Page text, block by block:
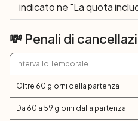
alberi di fico e numerose
profumi di lavanda e
lungo il tour, insieme al
raggiungere il villaggio di
mezzogiorno, ultimo tratto
Trogir.Pomeriggio libero per
Trogir, che è uno dei
8° giorno:Trogir
indicato ne "La quota
💸 Penali di
Intervallo Temporale
Oltre 60 giorni della partenza
Da 60 a 59 giorni dalla partenza